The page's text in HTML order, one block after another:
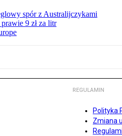
spór z Australijczykami
9 zł za litr
REGULAMIN
Polityka
Zmiana